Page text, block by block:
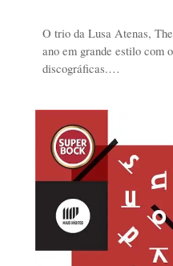
O trio da Lusa Atenas,
ano em grande estilo com
discográficas.…